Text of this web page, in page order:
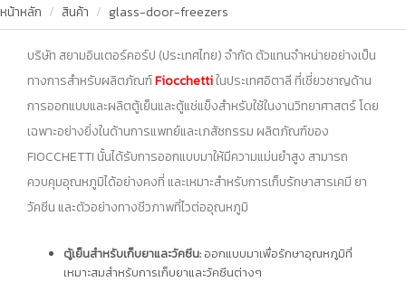
OUR WORKS
CALIBRATION
CONTACT US
หน้าหลัก สินค้า glass-door-freezers
บริษัท สยามอินเตอร์คอร์ป (ประเทศไทย) จำกัด ตัวแทนจำหน่ายอย่างเป็น
ทางการสำหรับผลิตภัณฑ์Fiocchettiในประเทศอิตาลี ที่เชี่ยวชาญด้าน
การออกแบบและผลิตตู้เย็นและตู้แช่แข็งสำหรับใช้ในงานวิทยาศาสตร์ โดย
เฉพาะอย่างยิ่งในด้านการแพทย์และเภสัชกรรม ผลิตภัณฑ์ของ
FIOCCHETTI นั้นได้รับการออกแบบมาให้มีความแม่นยำสูง สามารถ
ควบคุมอุณหภูมิได้อย่างคงที่ และเหมาะสำหรับการเก็บรักษาสารเคมี ยา
วัคซีน และตัวอย่างทางชีวภาพที่ไวต่ออุณหภูมิ
ตู้เย็นสำหรับเก็บยาและวัคซีน: ออกแบบมาเพื่อรักษาอุณหภูมิที่
เหมาะสมสำหรับการเก็บยาและวัคซีนต่างๆ